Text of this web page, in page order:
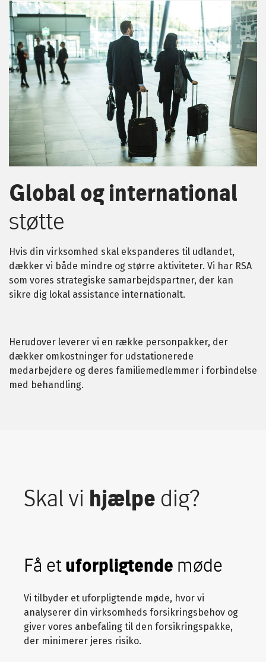
Global og international
støtte
Hvis din virksomhed skal ekspanderes til udlandet,
dækker vi både mindre og større aktiviteter. Vi har RSA
som vores strategiske samarbejdspartner, der kan
sikre dig lokal assistance internationalt.
Herudover leverer vi en række personpakker, der
dækker omkostninger for udstationerede
medarbejdere og deres familiemedlemmer i forbindelse
med behandling.
Skal vi hjælpe dig?
Få etuforpligtende møde
Vi tilbyder et uforpligtende møde, hvor vi
analyserer din virksomheds forsikringsbehov og
giver vores anbefaling til den forsikringspakke,
der minimerer jeres risiko.